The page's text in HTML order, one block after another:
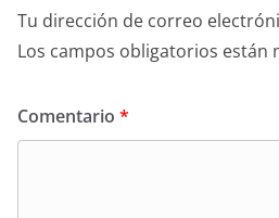
Tu dirección de correo
Los campos obligatorios están
Comentario *